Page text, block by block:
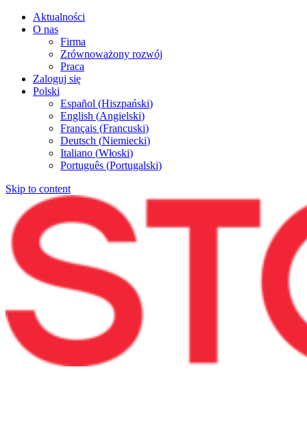
Aktualności
O nas
Firma
Zrównoważony rozwój
Praca
Zaloguj się
Polski
Español (Hiszpański)
English (Angielski)
Français (Francuski)
Deutsch (Niemiecki)
Italiano (Włoski)
Português (Portugalski)
Skip to content